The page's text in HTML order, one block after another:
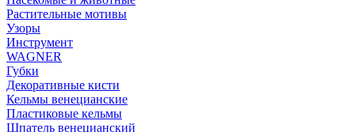
Растительные мотивы
Узоры
Инструмент
WAGNER
Губки
Декоративные кисти
Кельмы венецианские
Пластиковые кельмы
Шпатель венецианский